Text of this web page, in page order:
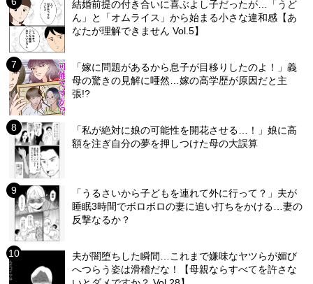
結婚前提の付き合いに喜ぶよし子だったが…「うど
ん」と「オムライス」から始まる小さな違和感【あ
なたが理解できません Vol.5】
「嫁に問題があるから息子が目移りしたのよ！」義
母の驚きの見解に唖然…嫁の高学歴が原因だと主
張!?
「私が絶対に娘の可能性を開花させる…！」娘に高
額を注ぎ自分の夢を押しつけた母の大誤算
「うるさいから子どもを連れて外に行って？」夫が
睡眠3時間でボロボロの妻に追い打ちをかける…妻の
反撃なるか？
夫が闇堕ちした瞬間…これまで嫌味なヤツらが媚び
へつらう姿は滑稽だな！【母親ならすべてを許さな